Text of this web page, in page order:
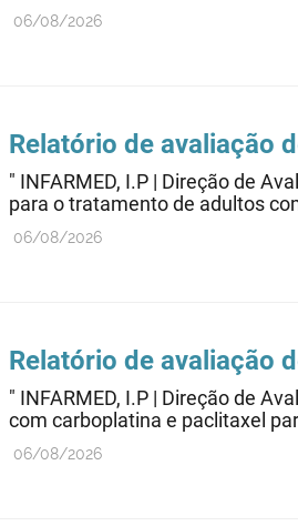
06/08/2026
Relatório de avaliação
" INFARMED, I.P | Direção de
para o tratamento de adultos
06/08/2026
Relatório de avaliação
" INFARMED, I.P | Direção de
com carboplatina e paclitaxel
06/08/2026